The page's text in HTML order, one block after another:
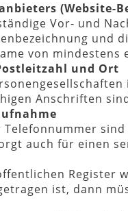
(Website-
Vor- und
und
von
und Ort
Anschriften
auch für einen
Register
ist, dann